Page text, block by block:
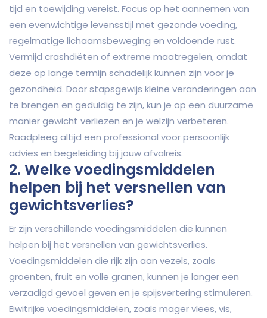
tijd en toewijding vereist. Focus op het aannemen van
een evenwichtige levensstijl met gezonde voeding,
regelmatige lichaamsbeweging en voldoende rust.
Vermijd crashdiëten of extreme maatregelen, omdat
deze op lange termijn schadelijk kunnen zijn voor je
gezondheid. Door stapsgewijs kleine veranderingen aan
te brengen en geduldig te zijn, kun je op een duurzame
manier gewicht verliezen en je welzijn verbeteren.
Raadpleeg altijd een professional voor persoonlijk
advies en begeleiding bij jouw afvalreis.
2. Welke voedingsmiddelen
helpen bij het versnellen van
gewichtsverlies?
Er zijn verschillende voedingsmiddelen die kunnen
helpen bij het versnellen van gewichtsverlies.
Voedingsmiddelen die rijk zijn aan vezels, zoals
groenten, fruit en volle granen, kunnen je langer een
verzadigd gevoel geven en je spijsvertering stimuleren.
Eiwitrijke voedingsmiddelen, zoals mager vlees, vis,